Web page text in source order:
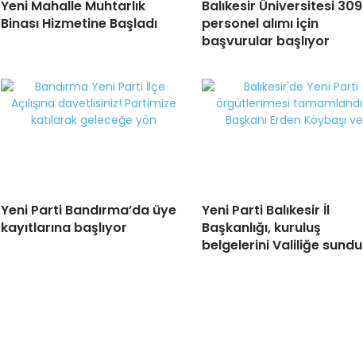
Yeni Mahalle Muhtarlık
Binası Hizmetine Başladı
Balıkesir Üniversitesi 309
personel alımı için
başvurular başlıyor
Yeni Parti Bandırma’da üye
kayıtlarına başlıyor
Yeni Parti Balıkesir İl
Başkanlığı, kuruluş
belgelerini Valiliğe sundu